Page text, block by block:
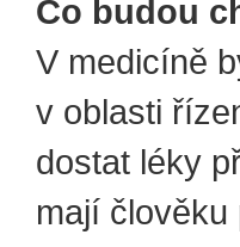
Co budou
V medicíně
v oblasti
dostat léky
mají člověku